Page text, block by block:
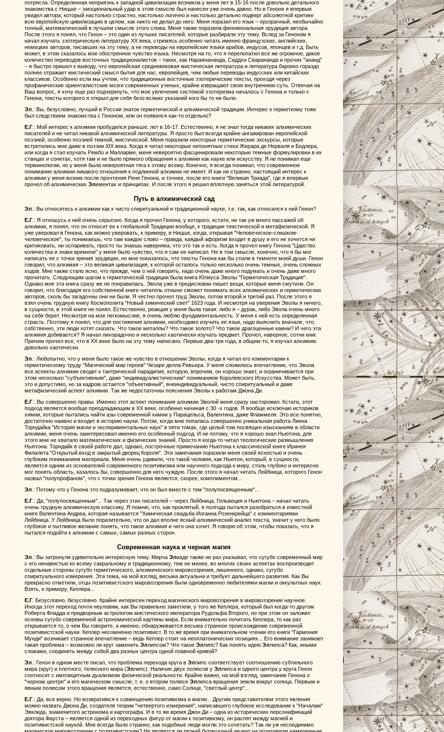
потрясла. Определенная неприязнь к западной цивилизации возникла у меня лет в 15-16 после довольно детального
знакомства с Ницше – эмоциональный удар в этом смысле был нанесен уже очень давно. Но в Геноне я впервые
увидел автора, который настолько страстно, настолько логично и настолько детально подверг абсолютной критике
всю европейскую цивилизацию в целом, как никто не делал до него. Меня поразил его язык – прозрачный, необычайно
точный, математический в лучшем смысле этого слова. Меня также поразила феноменальная эрудиция автора.
После этого я понял, что Генон – это один из лучших писателей, которые разбирали эту тему. Вслед за Геноном я
начал изучать эзотерическую литературу XX века, стремясь особенно читать именно французских, английских,
немецких авторов, писавших на эту тему, а не переводы на европейские языки арабов, индусов, японцев и т.д. Быть
может, в этом сказалось мое обостренное чувство языка. Несмотря на то, что я перелопатил все же огромное, дикое
количество переводов восточных традиционалистов – таких, как Нараянананда, Сиддхи Сварананда и прочих "ананд"
– я быстро пришел к выводу, что европейская средневековая мистическая литература и литература барокко гораздо
полнее отражает мистический смысл бытия для нас, европейцев, чем любые переводы индусских или китайских
классиков. Особенно если мы учтем, что традиционные восточные эзотерические тексты, проходя через
профанические ориенталистские мозги современных ученых, крайне извращают свою внутреннюю суть. Отвечая на
Ваш вопрос, я хочу еще раз подчеркнуть, что мое увлечение системой эзотеризма началось с Генона и только с
Генона, тексты которого я открыл для себя безо всяких указаний кого бы то ни было.
Эл .: Вы, безусловно, лучший в России знаток герметической и алхимической традиции. Интерес к герметизму тоже
был следствием знакомства с Геноном, или он появился как-то отдельно?
Е.Г .: Мой интерес к алхимии пробудился раньше, лет в 16-17. Естественно, я не знал тогда никаких алхимических
писателей и не читал никакой алхимической литературы. Я просто был всегда крайне ангажирован европейской
поэзией, особенно поэзией темной, мистической. Меня поразили некоторые герметические экскурсы, которые
встретились мне даже в поэзии XIX века. Когда я читал некоторые непонятные стихи Жерара де Нерваля и Бодлера,
или когда я стал изучать Рембо и Малларме, меня невероятно фасцинировали некоторые темные формулировки в их
станцах и сонетах, хотя там и не было прямого обращения к алхимии как науке или искусству. Я не понимал еще
терминологии, но у меня была невероятная тяга к этому всему. Конечно, я всегда понимал, что современное
понимание алхимии никакого отношения к подлинной алхимии не имеет. И как ни странно, настоящий интерес к
алхимии у меня возник после прочтения Рене Генона, и точнее, после его книги "Великая Триада", где я впервые
прочел об алхимических Элементах и принципах. И после этого я решил вплотную заняться этой литературой.
Путь в алхимический сад
Эл .: Вы относитесь к алхимии как к чисто спиритуальной и традиционной науке, т.е. так, как относился к ней Генон?
Е.Г .: Я отношусь к ней очень серьезно. Когда я прочел Генона, у которого, кстати, не так уж много пассажей об
алхимии, я понял, что он относит ее к глобальной Традиции вообще, к традиции теистической и метафизической. Я
уже уверовал в Генона, как можно уверовать, к примеру, в Ницше, когда, открывая "Человеческое-слишком-
человеческое", ты понимаешь, что там каждое слово – правда, каждый афоризм входит в душу и его не хочется ни
критиковать, ни оспаривать, просто ты знаешь наверняка, что это так и есть. Когда я прочел книгу Генона "Царство
количества и знаки времени" у меня было чувство, что я сам ее написал. Не в том смысле, конечно, что я бы мог
написать ее с точки зрения эрудиции, но мне показалось, что тексты Генона как бы спали в темноте моей души. Генон
говорил, что алхимия – это великая цивилизация, к которой осталось только несколько очень темных, очень сложных
ходов. Мне также стало ясно, что прежде, чем о ней говорить, надо очень даже много подумать и очень даже много
прочитать. Следующим шагом к герметической традиции была книга Юлиуса Эволы "Герметическая Традиция".
Однако мне эта книга сразу же не понравилась. Эвола уже в предисловии пишет вещи, которые меня смутили. Он
говорит, что благодаря его собственной книге читатель отныне сможет понимать всех алхимических и герметических
авторов, сколь бы загадочны они ни были. Я честно прочел труд Эволы, потом второй и третий раз. После этого я
взял очень трудную книгу Космополита "Новый химический свет" 1623 года. И несмотря на уверения Эволы я ничего,
в сущности, в этой книге не понял. Естественно, реакция у меня была такая: либо я – дурак, либо Эвола очень много
на себя берет. Несмотря на мое легкомыслие, я очень люблю фундаментальность. У меня к ней есть определенная
страсть. Поэтому я понял, что для постижения алхимии, необходимо изучить ее язык, надо выяснить вначале, что,
собственно, эти люди хотят сказать. Что такое металлы? Что такое золото? Что такое драгоценные камни? И чего эта
алхимия добивается? Я начал лихорадочно и несколько хаотически изучать предмет. Прочел, наверное, сотни книг.
Причем прочел все, что в XX веке было на эту тему написано. Первые два-три года, в общем-то, я изучал алхимию
довольно хаотически.
Эл .: Любопытно, что у меня было такое же чувство в отношении Эволы, когда я читал его комментарии к
герметическому труду "Магический мир героев" Чезаре делла Ривьера. У меня сложилось впечатление, что Эвола
все аспекты алхимии сводит к тантрической парадигме, которую, впрочем, он хорошо знает, и ограничивается при
этом несколько "субъективным", даже "индивидуалистическим" пониманием Королевского Искусства. Может быть,
это и допустимо, но за кадром остается "объективный", внеиндивидуальный, чисто спиритуальный и даже
метафизический аспект алхимии. Так же недостаточны пояснения Эволы к работам Джона Ди.
Е.Г .: Вы совершенно правы. Именно этот аспект понимания алхимии Эволой меня сразу насторожил. Кстати, этот
подход является вообще преодладающим в XX веке, особенно начиная с 30 -х годов. Я вообще исключаю историков
химии, которые пытались найти азы современной химии у Парацельса, Валентина, даже Фламмеля. Это все понятно,
достаточно наивно и входит в историю науки. Потом, когда мне попалась совершенно уникальная работа Линна
Торндайка "История магии и экспериментальных наук" в пяти томах, где целый том посвящен изысканиям в области
алхимии, меня очень заинтересовал именно его особенный подход. И не потому, что я хорошо знал Ньютона, для
этого мне не хватало математических и физических знаний. Просто я когда-то читал теологические размышления
Ньютона. Торндайк в своей работе дал, однако, построчные примечанию Ньютона к классической книге Иринея
Филалета "Открытый вход в закрытый дворец Короля". Эти замечания поразили меня своей ясностью и очень
глубоким пониманием материала. Меня очень удивило, что такой человек, как Ньютон, который, в сущности,
является одним из основателей современного позитивизма или научного подхода к миру, столь глубоко и интересно
мог понять область, казалось бы, совершенно для него чуждую. После этого я начал читать Лейбница, которого Генон
назвал "полупрофаном", что с точки зрения Генона является, скорее, комплиментом...
Эл .: Потому что у Генона это подразумевает, что он был вместе с тем "полупосвященным"...
Е.Г .: Да, "полупосвященным"... Так через этих писателей – через Лейбница, Гельвеция и Ньютона – начал читать
очень трудную алхимическую классику. Я помню, что, как проклятый, я полгода пытался разобраться в известной
книге Валентина Андреа, которая называется "Химическая свадьба Иоганна Розенкрейца" с комментариями
Лейбница. У Лейбница было поразительно, что он дал вполне ясный алхимический анализ текста, значит у него было
глубокое и пытливое желание понять, что такое алхимия и чего она хочет. Я говорю об этом, чтобы показать, что я
пытался подойти к алхимии с самых, самых разных сторон.
Современная наука и черная магия
Эл .: Вы затронули удивительно интересную тему. Мирча Элиаде также не раз указывал, что сугубо современный мир
с его ненавистью ко всему сакральному и традиционному, тем не менее, во многих своих аспектах воспроизводит
отдельные стороны сугубо герметического, алхимического мировоззрения, лишенного, однако, сугубо
спиритуального измерения. Эта тема, на мой взгляд, весьма актуальна и требует дальнейшего развития. Как Вы
прекрасно отметили, отцы позитивистского мировоззрения были одновременно любителями магии и оккультных наук.
Взять, к примеру, Кеплера...
Е.Г . Безусловно, безусловно. Крайне интересен переход магического мировоззрения в мировоззрение научное.
Иногда этот переход почти неуловим, как Вы правильно заметили, у того же Кеплера, который был когда-то другом
Роберта Фладда и придворным астрологом мистического императора Рудольфа Второго, но при этом он заложил
основы сугубо современной астрономической картины мира. Если внимательно почитать Кеплера, то как раз
открывается то, о чем Вы говорите, а именно, обнаруживается весьма странное происхождение современной
позитивистской науки. Кеплер несомненно позитивист. В то же время при внимательном чтении его книги "Гармония
Мунди" возникает странное впечатление – ведь Кеплер стоит на неоплатонических позициях... Его внимание занимает
такая проблема – возможно ли круг заменить Эллипсом? Что такое Эллипс? Как понять идею Эллипса? Как, иными
словами, соединить между собой два разных центра одной плавной кривой?
Эл .: Генон в одном месте писал, что проблема перехода круга в Эллипс соответствует соотношению субтильного
мира (круг) и плотного, телесного мира (Эллипс). Наличие двух полюсов у Эллипса и одного центра у круга Генон
соотносит с имплицитным дуализмом физической реальности. Крайне важно, на мой взгляд, замечание Генона о
"черном центре" и его магическом смысле, т. е. о втором полюсе Эллипса вращения земли вокруг солнца. Первым и
явным полюсом этого вращения является, естественно, само Солнце, "светлый центр"...
Е.Г .: Да, все верно. Но возвратимся к совмещению позитивизма и магии... Другим представителем этого явления
можно назвать Джона Ди, создателя теории "четвертого измерения", написавшего глубокое исследование к "Началам"
Эвклида, знаменитого астронома и картографа. И в то же время Джон Ди – одна из исторических персонификаций
доктора Фауста – является одной из переходных фигур от магии к позитивизму, он распят между магией и
позитивистской наукой. Мне всегда было странно, как подобные люди могли это сочетать? Так ли уж несоединимо